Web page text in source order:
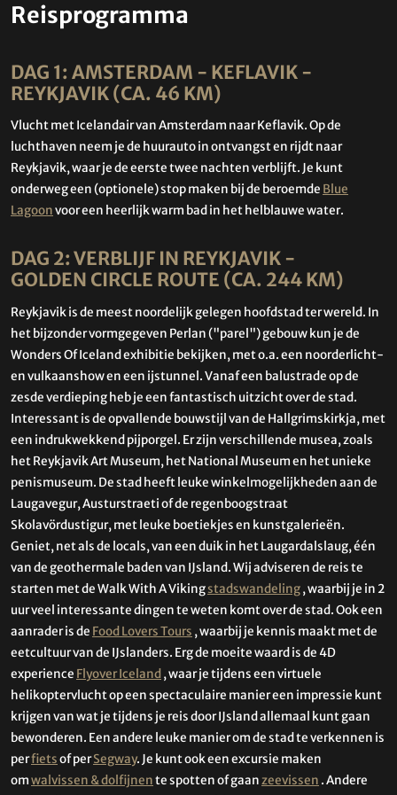
Reisprogramma
DAG 1: AMSTERDAM - KEFLAVIK -
REYKJAVIK (CA. 46 KM)
Vlucht met Icelandair van Amsterdam naar Keflavik. Op de
luchthaven neem je de huurauto in ontvangst en rijdt naar
Reykjavik, waar je de eerste twee nachten verblijft. Je kunt
onderweg een (optionele) stop maken bij de beroemde Blue
Lagoonvoor een heerlijk warm bad in het helblauwe water.
DAG 2: VERBLIJF IN REYKJAVIK -
GOLDEN CIRCLE ROUTE (CA. 244 KM)
Reykjavik is de meest noordelijk gelegen hoofdstad ter wereld. In
het bijzonder vormgegeven Perlan ("parel") gebouw kun je de
Wonders Of Iceland exhibitie bekijken, met o.a. een noorderlicht-
en vulkaanshow en een ijstunnel. Vanaf een balustrade op de
zesde verdieping heb je een fantastisch uitzicht over de stad.
Interessant is de opvallende bouwstijl van de Hallgrimskirkja, met
een indrukwekkend pijporgel. Er zijn verschillende musea, zoals
het Reykjavik Art Museum, het National Museum en het unieke
penismuseum. De stad heeft leuke winkelmogelijkheden aan de
Laugavegur, Austurstraeti of de regenboogstraat
Skolavördustigur, met leuke boetiekjes en kunstgalerieën.
Geniet, net als de locals, van een duik in het Laugardalslaug, één
van de geothermale baden van IJsland. Wij adviseren de reis te
starten met de Walk With A Vikingstadswandeling, waarbij je in 2
uur veel interessante dingen te weten komt over de stad. Ook een
aanrader is de Food Lovers Tours , waarbij je kennis maakt met de
eetcultuur van de IJslanders. Erg de moeite waard is de 4D
experience Flyover Iceland , waar je tijdens een virtuele
helikoptervlucht op een spectaculaire manier een impressie kunt
krijgen van wat je tijdens je reis door IJsland allemaal kunt gaan
bewonderen. Een andere leuke manier om de stad te verkennen is
perfietsof perSegway. Je kunt ook een excursie maken
omwalvissen & dolfijnente spotten of gaanzeevissen . Andere